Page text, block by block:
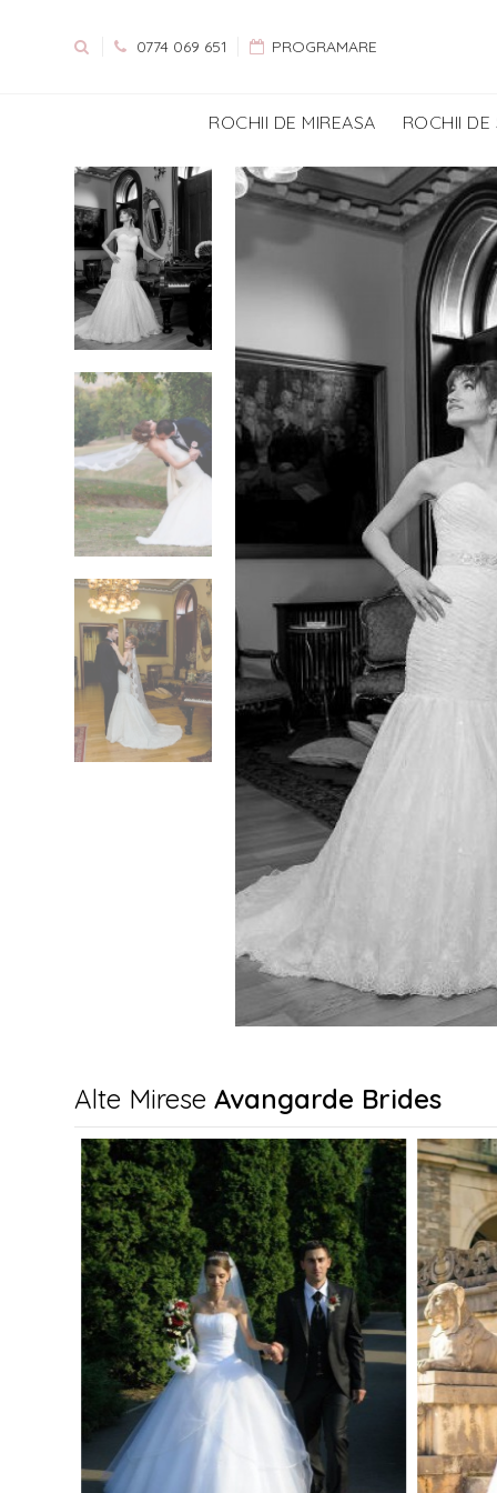
0774 069 651 PROGRAMARE
ROCHII DE MIREASA ROCHII DE
Alte MireseAvangarde Brides